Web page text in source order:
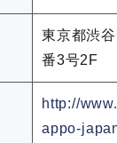
東京都渋
番3号2F
http://
appo-